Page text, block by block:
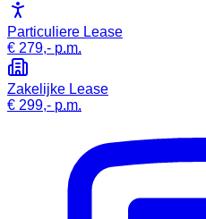
Particuliere Lease
€ 279,- p.m.
Zakelijke Lease
€ 299,- p.m.